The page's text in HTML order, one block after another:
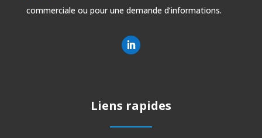
commerciale ou pour une demande d’informations.
Liens rapides